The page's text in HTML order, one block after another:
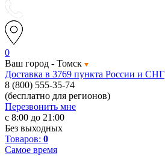
0
Ваш город - Томск
Доставка в 3769 пункта России и СНГ
8 (800) 555-35-74
(бесплатно для регионов)
Перезвонить мне
с 8:00 до 21:00
Без выходных
Товаров: 0
Самое время